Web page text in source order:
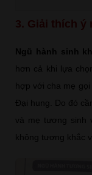
3. Giải thích ý
Ngũ hành sinh
hơn cả khi lựa
hợp với cha mẹ gọi
Đại hung. Do đó
và mẹ tương sinh
không tương khắc